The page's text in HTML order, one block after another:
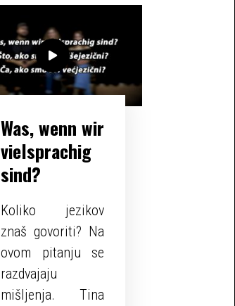
Was, wenn wir
vielsprachig
sind?
Koliko jezikov
znaš govoriti? Na
ovom pitanju se
razdvajaju
mišljenja. Tina